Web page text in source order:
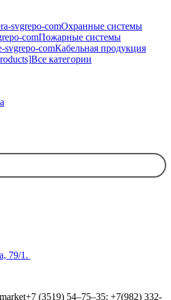
Охранные системы
Пожарные системы
Кабельная продукция
Все категории
79/1.
+7 (3519) 54‒75‒35; +7(982) 332-